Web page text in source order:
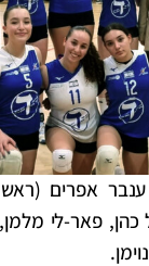
ענבר אפרים
כהן, פאר-לי